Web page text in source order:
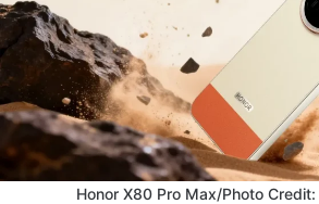
Honor X80 Pro Max/Photo Credit: